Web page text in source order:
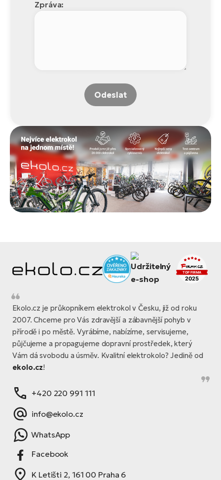
Zpráva:
Odeslat
Ekolo.cz je průkopníkem elektrokol v Česku, již od roku
2007. Chceme pro Vás zdravější a zábavnější pohyb v
přírodě i po městě. Vyrábíme, nabízíme, servisujeme,
půjčujeme a propagujeme dopravní prostředek, který
Vám dá svobodu a úsměv. Kvalitní elektrokolo? Jedině od
ekolo.cz!
+420 220 991 111
info@ekolo.cz
WhatsApp
Facebook
K Letišti 2, 161 00 Praha 6